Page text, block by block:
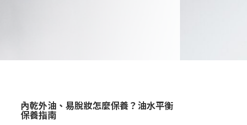
內乾外油、易脫妝怎麼保養？油水平衡
保養指南